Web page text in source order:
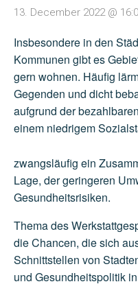
13. December 2022 @
Insbesondere in den
Kommunen gibt es
gern wohnen. Häufig
Gegenden und dicht
aufgrund der
einem niedrigem
zwangsläufig ein
Lage, der geringeren
Gesundheitsrisiken.
Thema des
die Chancen, die sich
Schnittstellen von
und Gesundheitspolitik